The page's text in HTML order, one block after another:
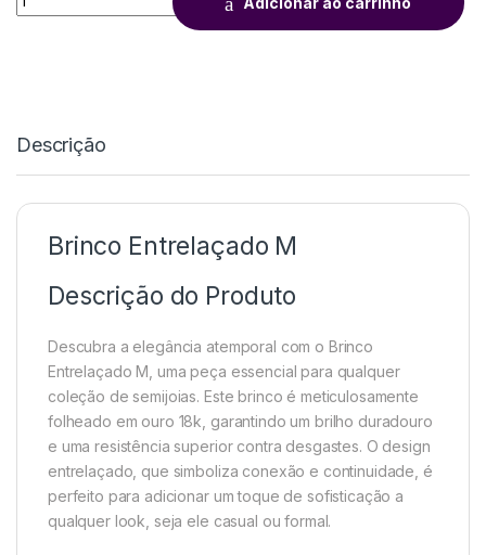
Descrição
Brinco Entrelaçado M
Descrição do Produto
Descubra a elegância atemporal com o Brinco
Entrelaçado M, uma peça essencial para qualquer
coleção de semijoias. Este brinco é meticulosamente
folheado em ouro 18k, garantindo um brilho duradouro
e uma resistência superior contra desgastes. O design
entrelaçado, que simboliza conexão e continuidade, é
perfeito para adicionar um toque de sofisticação a
qualquer look, seja ele casual ou formal.